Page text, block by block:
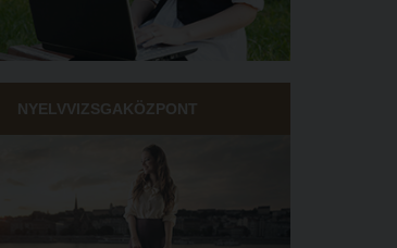
NYELVVIZSGAKÖZPONT